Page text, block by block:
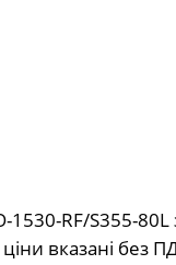
1530-RF/S355-
вказані без